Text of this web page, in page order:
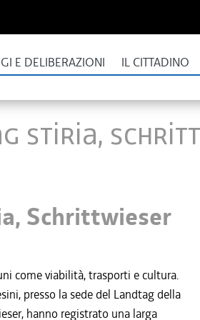
E DELIBERAZIONI IL CITTADINO
Stiria,
Schrittwieser
come viabilità, trasporti e cultura.
presso la sede del Landtag della
hanno registrato una larga